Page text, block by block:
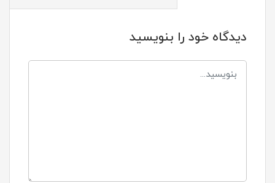
دیدگاه خود را بنویسید